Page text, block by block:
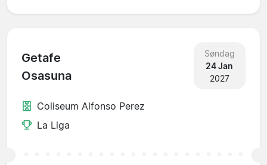
Getafe
Osasuna
Søndag
24 Jan
2027
Coliseum Alfonso Perez
La Liga